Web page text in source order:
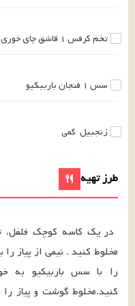
تخم کرفس ۱ قاشق چای خوری
سس ۱ فنجانباربیکیو
زنجبیل کمی
طرز تهیه